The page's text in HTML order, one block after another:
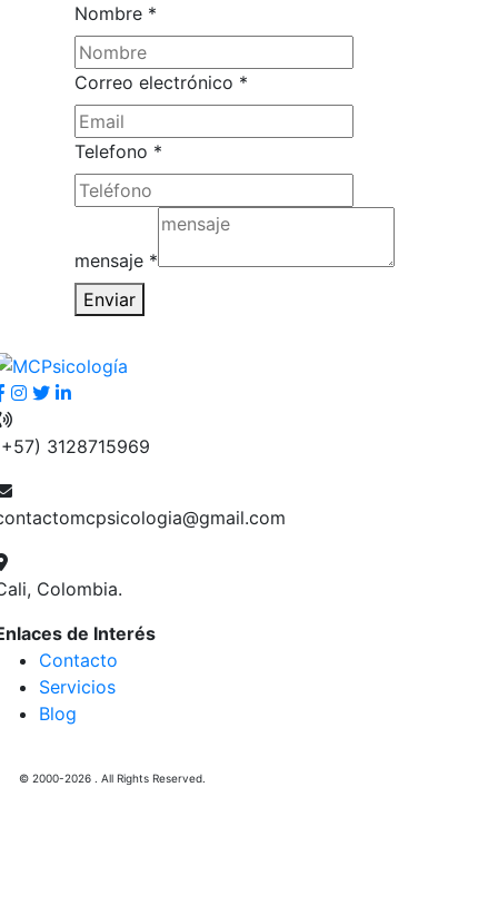
Nombre *
Telefono
electrónico
Correo
Correo electrónico *
Telefono *
mensaje *
Enviar
3128715969
Colombia.
de Interés
Contacto
Servicios
Blog
© 2000-2026 . All Rights Reserved.